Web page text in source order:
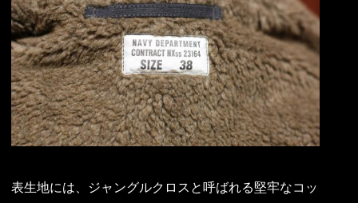
表生地には、ジャングルクロスと呼ばれる堅牢なコッ